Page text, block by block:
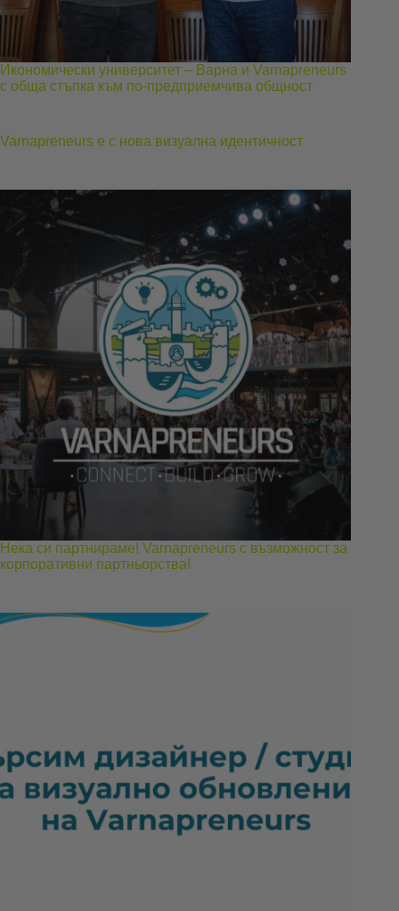
Икономически университет – Варна и Varnapreneurs
с обща стъпка към по-предприемчива общност
Varnapreneurs е с нова визуална идентичност
Нека си партнираме! Varnapreneurs с възможност за
корпоративни партньорства!